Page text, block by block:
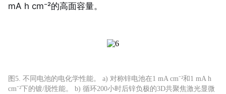
mA h cm⁻²的高面容量。
图5. 不同电池的电化学性能。 a) 对称锌电池在1 mA cm⁻²和1 mA h
cm⁻²下的镀/脱性能。 b) 循环200小时后锌负极的3D共聚焦激光显微